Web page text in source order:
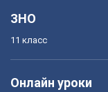
ЗНО
11 класс
Онлайн уроки